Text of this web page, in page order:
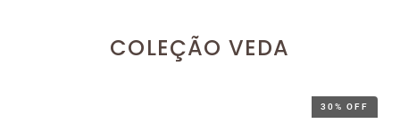
COLEÇÃO VEDA
30% OFF